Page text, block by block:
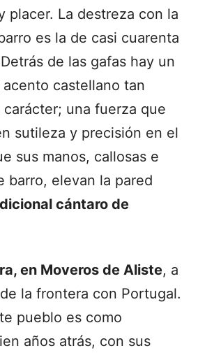
placer. La destreza con la
es la de casi cuarenta
de las gafas hay un
castellano tan
una fuerza que
sutileza y precisión en el
sus manos, callosas e
barro, elevan la pared
cántaro de
en Moveros de Aliste, a
la frontera con Portugal.
pueblo es como
años atrás, con sus